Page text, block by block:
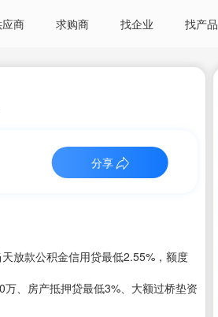
商 求购商 找企业 找产品
分享
放款公积金信用贷最低2.55%，额度
、房产抵押贷最低3%、大额过桥垫资